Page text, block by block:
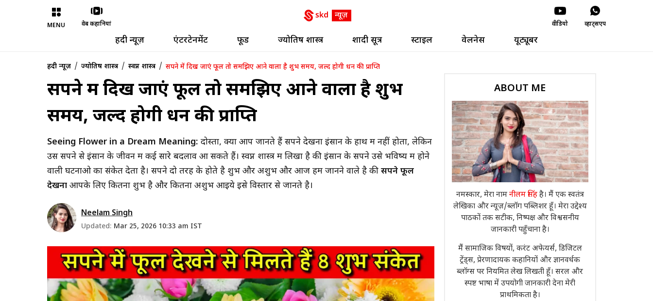
MENU वेब कहानियां वीडियो व्हाट्सएप
हिंदी न्यूज़ एंटरटेनमेंट फूड ज्योतिष शास्त्र शादी सूत्र स्टाइल वेलनेस यूट्यूबर
हिंदी न्यूज़ / ज्योतिष शास्त्र / स्वप्न शास्त्र / सपने में दिख जाएं फूल तो समझिए आने वाला है शुभ समय, जल्द होगी धन की प्राप्ति
सपने में दिख जाएं फूल तो समझिए आने वाला है शुभ
समय, जल्द होगी धन की प्राप्ति
Seeing Flower in a Dream Meaning: दोस्तों, क्या आप जानते हैं सपने देखना इंसान के हाथ में नहीं होता, लेकिन
उस सपने से इंसान के जीवन में कई सारे बदलाव आ सकते हैं। स्वप्न शास्त्र में लिखा है की इंसान के सपने उसे भविष्य में होने
वाली घटनाओ का संकेत देता है। सपने दो तरह के होते है शुभ और अशुभ और आज हम जानने वाले है की सपने फूल
देखना आपके लिए कितना शुभ है और कितना अशुभ आइये इसे विस्तार से जानते है।
Neelam Singh
Updated: Mar 25, 2026 10:33 am IST
ABOUT ME
नमस्कार, मेरा नामनीलम सिंहहै। मैं एक स्वतंत्र
लेखिका और न्यूज़/ब्लॉग पब्लिशर हूँ। मेरा उद्देश्य
पाठकों तक सटीक, निष्पक्ष और विश्वसनीय
जानकारी पहुँचाना है।
मैं सामाजिक विषयों, करंट अफेयर्स, डिजिटल
ट्रेंड्स, प्रेरणादायक कहानियों और ज्ञानवर्धक
ब्लॉग्स पर नियमित लेख लिखती हूँ। सरल और
स्पष्ट भाषा में उपयोगी जानकारी देना मेरी
प्राथमिकता है।